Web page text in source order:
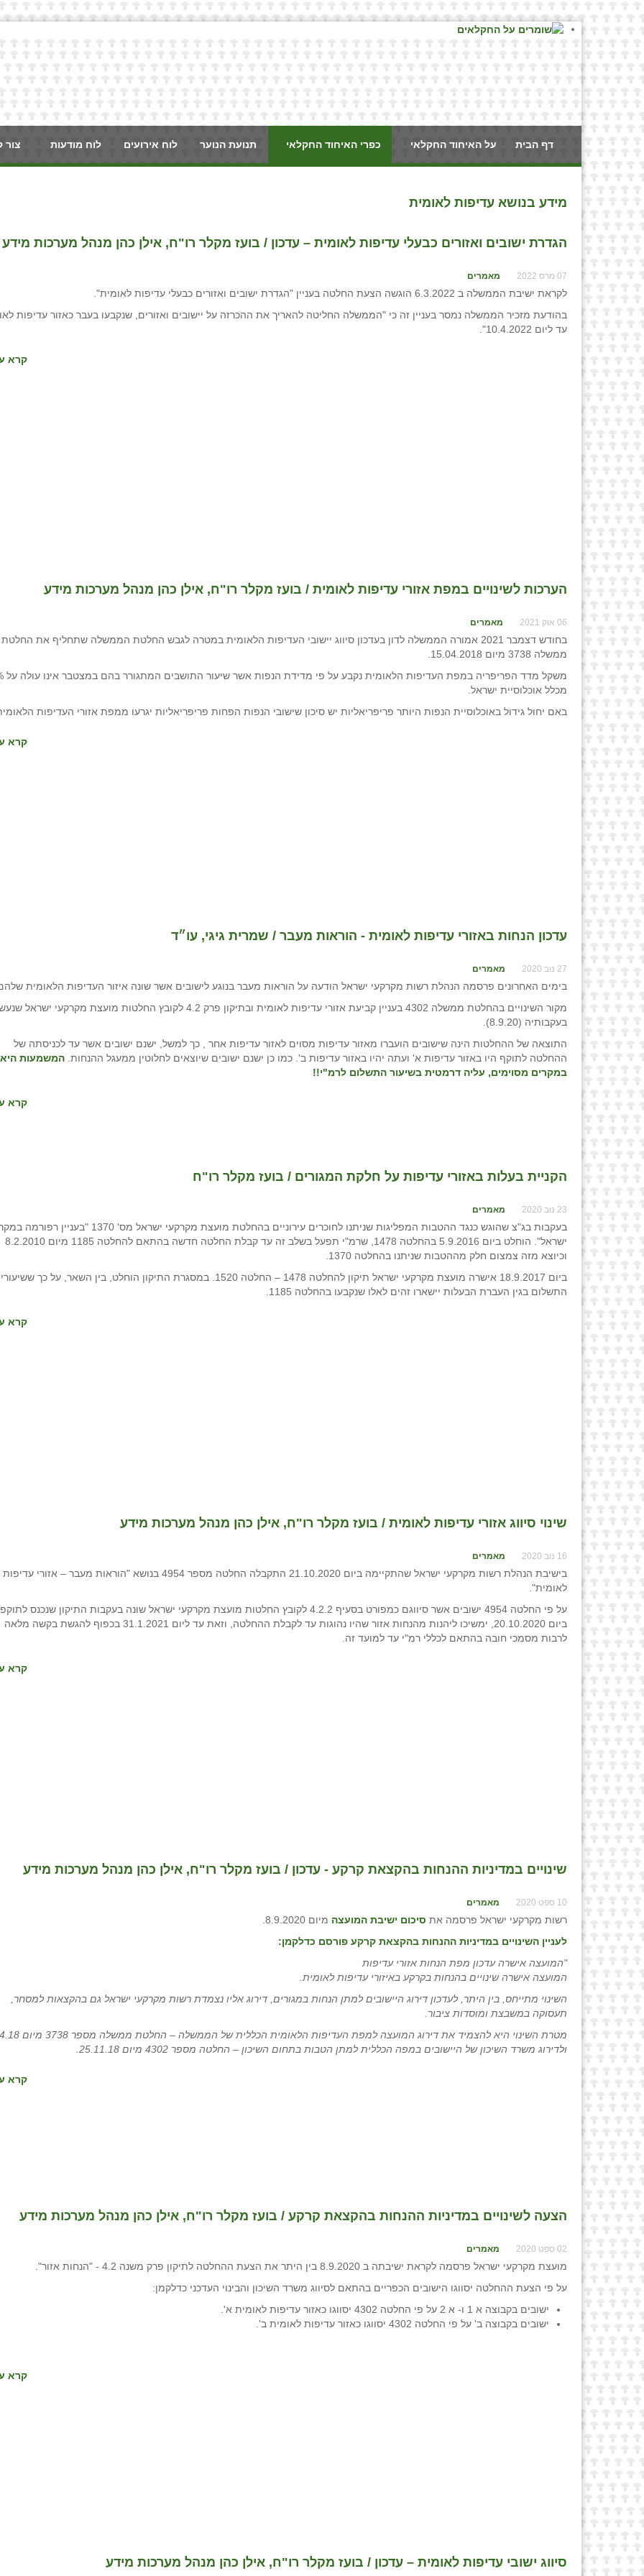
דף הבית על האיחוד החקלאי כפרי האיחוד החקלאי תנועת הנוער לוח אירועים לוח מודעות צור
מידע בנושא עדיפות לאומית
הגדרת ישובים ואזורים כבעלי עדיפות לאומית – עדכון / בועז מקלר רו"ח, אילן כהן מנהל מערכות מידע
07 מרס 2022 מאמרים
לקראת ישיבת הממשלה ב 6.3.2022 הוגשה הצעת החלטה בעניין "הגדרת ישובים ואזורים כבעלי עדיפות לאומית".
בהודעת מזכיר הממשלה נמסר בעניין זה כי "הממשלה החליטה להאריך את ההכרזה על יישובים ואזורים, שנקבעו בעבר כאזור עדיפות
עד ליום 10.4.2022".
קרא
הערכות לשינויים במפת אזורי עדיפות לאומית / בועז מקלר רו"ח, אילן כהן מנהל מערכות מידע
06 אוק 2021 מאמרים
בחודש דצמבר 2021 אמורה הממשלה לדון בעדכון סיווג יישובי העדיפות הלאומית במטרה לגבש החלטת הממשלה שתחליף את החלטת
ממשלה 3738 מיום 15.04.2018.
משקל מדד
מכלל אוכלוסיית ישראל.
באם יחול גידול באוכלוסיית הנפות היותר פריפריאליות יש סיכון שישובי הנפות הפחות פריפריאליות יגרעו ממפת אזורי העדיפות
קרא
עדכון הנחות באזורי עדיפות לאומית - הוראות מעבר / שמרית גיגי, עו״ד
27 נוב 2020 מאמרים
בימים האחרונים פרסמה הנהלת רשות מקרקעי ישראל הודעה על הוראות מעבר בנוגע לישובים אשר שונה איזור העדיפות הלאומית
מקור השינויים בהחלטת ממשלה 4302 בעניין קביעת אזורי עדיפות לאומית ובתיקון פרק 4.2 לקובץ החלטות מועצת מקרקעי
בעקבותיה (8.9.20).
התוצאה של ההחלטות הינה שישובים הועברו מאזור עדיפות מסוים לאזור עדיפות אחר , כך למשל, ישנם ישובים אשר עד לכניסתה של
ההחלטה לתוקף היו באזור עדיפות א' ועתה יהיו באזור עדיפות ב'. כמו כן ישנם ישובים שיוצאים לחלוטין ממעגל ההנחות. המשמעות
במקרים מסוימים, עליה דרמטית בשיעור התשלום לרמ"י!!
קרא
הקניית בעלות באזורי עדיפות על חלקת המגורים / בועז מקלר רו"ח
23 נוב 2020 מאמרים
בעקבות בג"צ שהוגש כנגד ההטבות המפליגות שניתנו לחוכרים עירוניים בהחלטת מועצת מקרקעי ישראל מס' 1370
ישראל". הוחלט ביום 5.9.2016 בהחלטה 1478, שרמ"י תפעל בשלב זה עד קבלת החלטה חדשה בהתאם להחלטה 1185 מיום 8.2.2010
וכיוצא מזה צמצום חלק מההטבות שניתנו בהחלטה 1370.
ביום 18.9.2017 אישרה מועצת מקרקעי ישראל תיקון להחלטה 1478 – החלטה 1520. במסגרת התיקון הוחלט, בין השאר, על כך ששיעורי
התשלום בגין העברת הבעלות יישארו זהים לאלו שנקבעו בהחלטה 1185.
קרא
שינוי סיווג אזורי עדיפות לאומית / בועז מקלר רו"ח, אילן כהן מנהל מערכות מידע
16 נוב 2020 מאמרים
בישיבת הנהלת רשות מקרקעי ישראל שהתקיימה ביום 21.10.2020 התקבלה החלטה מספר 4954 בנושא "הוראות מעבר – אזורי עדיפות
לאומית".
על פי החלטה 4954 ישובים אשר סיווגם כמפורט בסעיף 4.2.2 לקובץ החלטות מועצת מקרקעי ישראל שונה בעקבות התיקון שנכנס
ביום 20.10.2020, ימשיכו ליהנות מהנחות אזור שהיו נהוגות עד לקבלת ההחלטה, וזאת עד ליום 31.1.2021 בכפוף להגשת בקשה מלאה
לרבות מסמכי חובה בהתאם לכללי רמ"י עד למועד זה.
קרא
שינויים במדיניות ההנחות בהקצאת קרקע - עדכון / בועז מקלר רו"ח, אילן כהן מנהל מערכות מידע
10 ספט 2020 מאמרים
רשות מקרקעי ישראל פרסמה את סיכום ישיבת המועצה מיום 8.9.2020.
לעניין השינויים במדיניות ההנחות בהקצאת קרקע פורסם כדלקמן:
"המועצה אישרה עדכון מפת הנחות אזורי עדיפות
המועצה אישרה שינויים בהנחות בקרקע באיזורי עדיפות לאומית.
השינוי מתייחס, בין היתר, לעדכון דירוג היישובים למתן הנחות במגורים, דירוג אליו נצמדת רשות מקרקעי ישראל גם בהקצאות למסחר,
תעסוקה במשבצת ומוסדות ציבור.
מטרת השינוי היא להצמיד את דירוג המועצה למפת העדיפות
ולדירוג משרד השיכון של היישובים במפה הכללית למתן הטבות בתחום השיכון – החלטה מספר 4302 מיום 25.11.18.
קרא
הצעה לשינויים במדיניות ההנחות בהקצאת קרקע / בועז מקלר רו"ח, אילן כהן מנהל מערכות מידע
02 ספט 2020 מאמרים
מועצת מקרקעי ישראל פרסמה לקראת ישיבתה ב 8.9.2020 בין היתר את הצעת ההחלטה לתיקון פרק משנה 4.2 - "הנחות אזור".
על פי הצעת ההחלטה יסווגו הישובים הכפריים בהתאם לסיווג משרד השיכון והבינוי העדכני כדלקמן:
ישובים בקבוצה א 1 ו- א 2 על פי החלטה 4302 יסווגו כאזור עדיפות לאומית א'.
ישובים בקבוצה ב' על פי החלטה 4302 יסווגו כאזור עדיפות לאומית ב'.
קרא
סיווג ישובי עדיפות לאומית – עדכון / בועז מקלר רו"ח, אילן כהן מנהל מערכות מידע